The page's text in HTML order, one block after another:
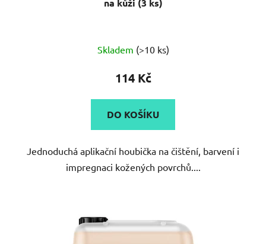
Skladem (>10 ks)
114 Kč
DO KOŠÍKU
Jednoduchá aplikační houbička na čištění, barvení i
impregnaci kožených povrchů....